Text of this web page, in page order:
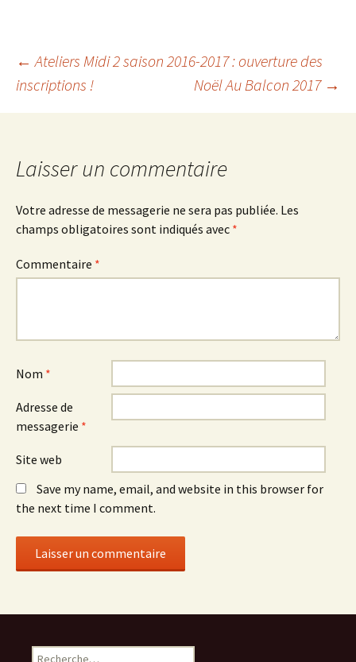
Navigation
des
articles
← Ateliers Midi 2 saison 2016-2017 : ouverture des
inscriptions !
Noël Au Balcon 2017 →
Laisser un commentaire
Votre adresse de messagerie ne sera pas publiée. Les
champs obligatoires sont indiqués avec *
Commentaire *
Nom *
Adresse de
messagerie *
Site web
Save my name, email, and website in this browser for
the next time I comment.
Rechercher :